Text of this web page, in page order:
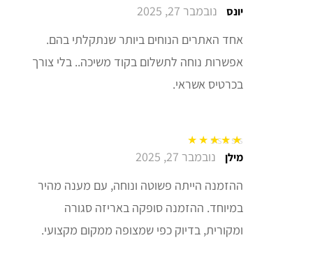
דורג5מתוך 5 יונס נובמבר 27, 2025
אחד האתרים הנוחים ביותר שנתקלתי בהם.
אפשרות נוחה לתשלום בקוד משיכה.. בלי צורך
בכרטיס אשראי.
דורג5מתוך 5 מילן נובמבר 27, 2025
ההזמנה הייתה פשוטה ונוחה, עם מענה מהיר
במיוחד. ההזמנה סופקה באריזה סגורה
ומקורית, בדיוק כפי שמצופה ממקום מקצועי.